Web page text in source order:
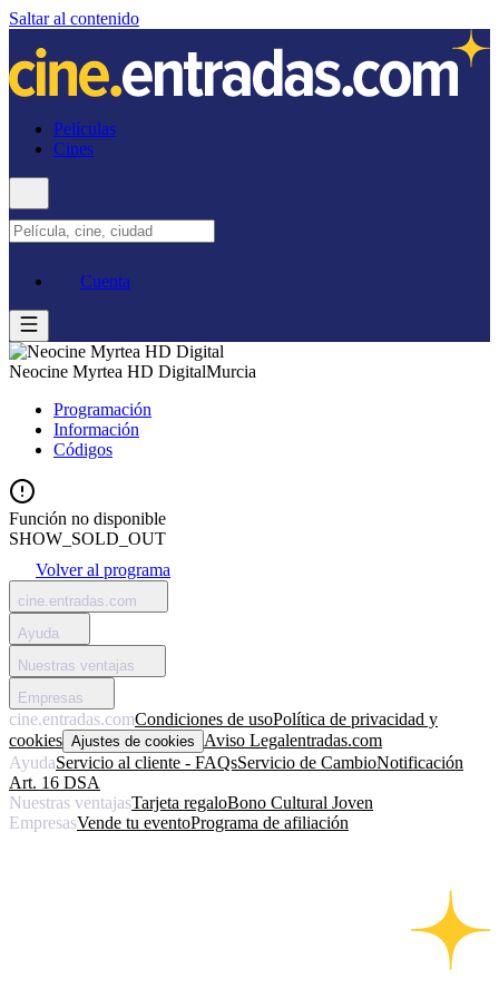
Saltar al contenido
Películas
Cines
Cuenta
Neocine Myrtea HD DigitalMurcia
Programación
Información
Códigos
Función no disponible
SHOW_SOLD_OUT
Volver al programa
cine.entradas.com
Ayuda
Nuestras ventajas
Empresas
cine.entradas.comCondiciones de usoPolítica de privacidad y
cookies Ajustes de cookies Aviso Legalentradas.com
AyudaServicio al cliente - FAQsServicio de CambioNotificación
Art. 16 DSA
Nuestras ventajasTarjeta regaloBono Cultural Joven
EmpresasVende tu eventoPrograma de afiliación